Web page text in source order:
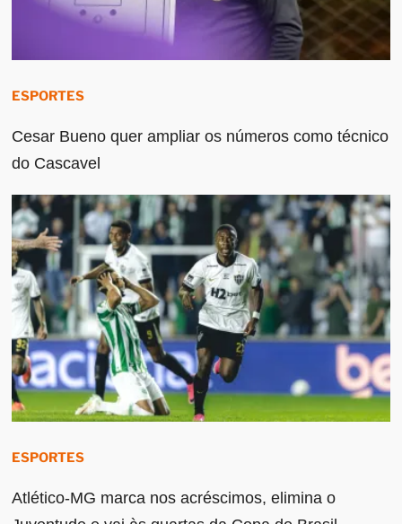
ESPORTES
Cesar Bueno quer ampliar os números como técnico
do Cascavel
ESPORTES
Atlético-MG marca nos acréscimos, elimina o